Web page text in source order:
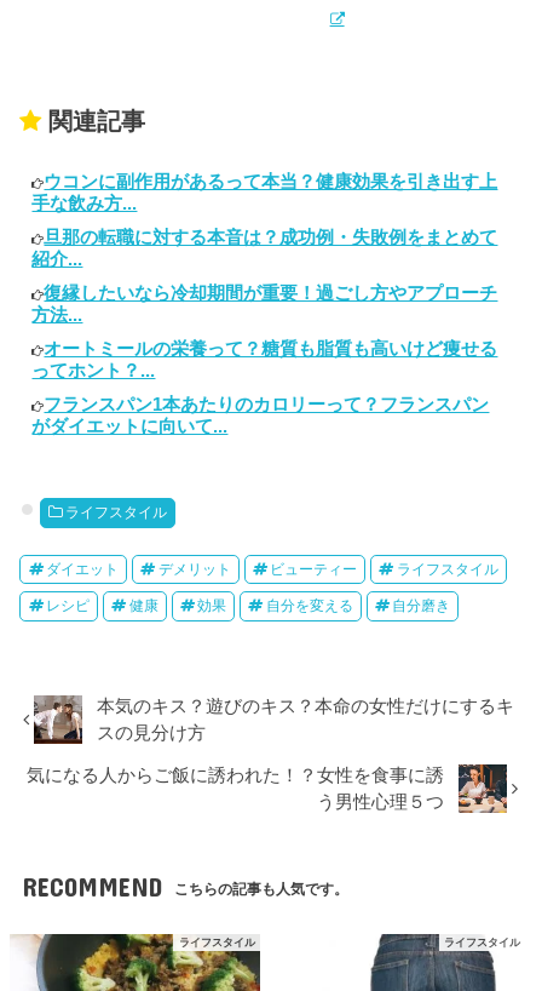
関連記事
ウコンに副作用があるって本当？健康効果を引き出す上
手な飲み方...
旦那の転職に対する本音は？成功例・失敗例をまとめて
紹介...
復縁したいなら冷却期間が重要！過ごし方やアプローチ
方法...
オートミールの栄養って？糖質も脂質も高いけど痩せる
ってホント？...
フランスパン1本あたりのカロリーって？フランスパン
がダイエットに向いて...
ライフスタイル
ダイエット デメリット ビューティー ライフスタイル
レシピ 健康 効果 自分を変える 自分磨き
本気のキス？遊びのキス？本命の女性だけにするキ
スの見分け方
気になる人からご飯に誘われた！？女性を食事に誘
う男性心理５つ
RECOMMEND こちらの記事も人気です。
ライフスタイル ライフスタイル